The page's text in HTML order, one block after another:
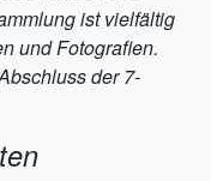
ist vielfältig
und Fotografien.
der 7-